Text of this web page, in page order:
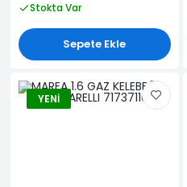
Stokta Var
Sepete Ekle
YENI